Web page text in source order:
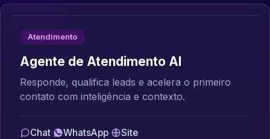
Atendimento
Agente de Atendimento AI
Responde, qualifica leads e acelera o primeiro
contato com inteligência e contexto.
Chat· WhatsApp· Site